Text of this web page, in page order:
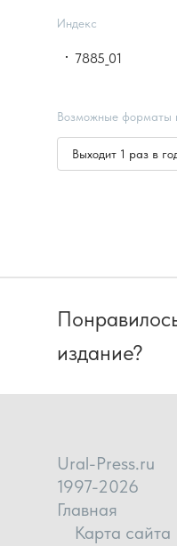
Индекс
7885_01
Возможные форматы
Выходит 1 раз в
издание?
Ural-Press.ru
1997-2026
Главная
Карта сайта